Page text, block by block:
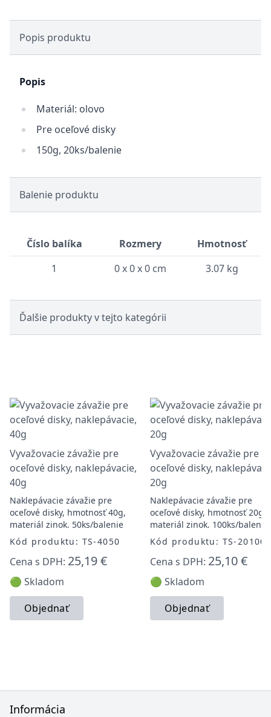
Popis produktu
Popis
Materiál: olovo
Pre oceľové disky
150g, 20ks/balenie
Balenie produktu
Číslo balíka Rozmery
Hmotnosť
1
0 x 0 x 0 cm 3.07 kg
Ďalšie produkty v tejto kategórii
Vyvažovacie závažie pre
oceľové disky, naklepávacie,
40g
Naklepávacie závažie pre
oceľové disky, hmotnosť 40g,
materiál zinok. 50ks/balenie
Kód produktu: TS-4050
Cena s DPH: 25,19 €
🟢 Skladom
Objednať
Vyvažovacie závažie pre
oceľové disky,
20g
Naklepávacie závažie pre
oceľové disky, hmotnosť 20g,
materiál zinok. 100ks/balenie
Kód produktu: TS-20100
Cena s DPH: 25,10 €
🟢 Skladom
Objednať
Informácia